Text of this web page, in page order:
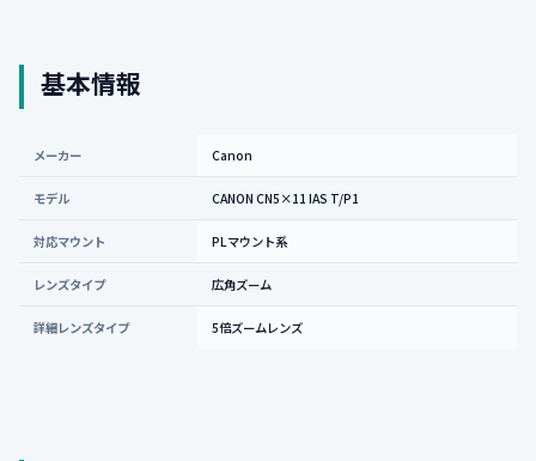
基本情報
メーカー Canon
モデル CANON CN5×11 IAS T/P1
対応マウント PLマウント系
レンズタイプ 広角ズーム
詳細レンズタイプ 5倍ズームレンズ